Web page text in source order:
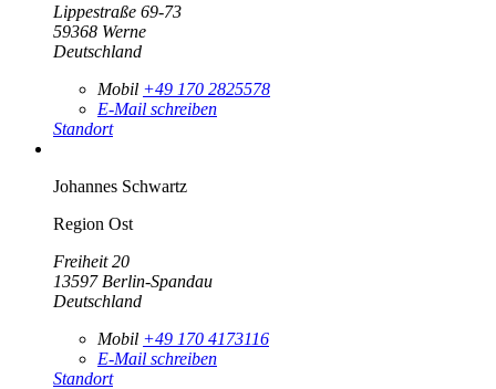
Lippestraße 69-73
59368 Werne
Deutschland
Mobil +49 170 2825578
E-Mail schreiben
Standort
Johannes Schwartz
Region Ost
Freiheit 20
13597 Berlin-Spandau
Deutschland
Mobil +49 170 4173116
E-Mail schreiben
Standort